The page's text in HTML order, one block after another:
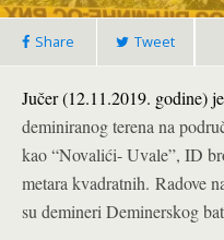
Share Tweet
Jučer (12.11.2019. godine) je
deminiranog terena na
kao “Novalići- Uvale”, ID
metara kvadratnih. Radove
su demineri Deminerskog